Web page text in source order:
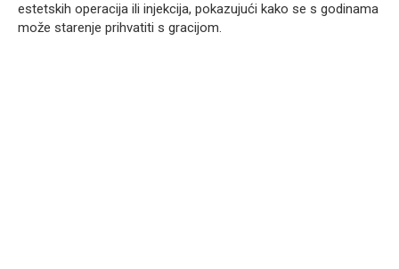
estetskih operacija ili injekcija, pokazujući kako se s godinama
može starenje prihvatiti s gracijom.